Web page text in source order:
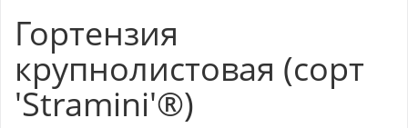
Гортензия
крупнолистовая (сорт
'Stramini'®)